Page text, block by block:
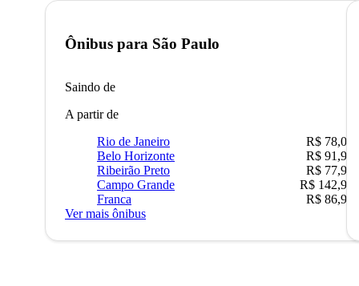
Ônibus para São Paulo
Saindo de
A partir de
Rio de Janeiro
R$ 78,02
Belo Horizonte
R$ 91,90
Ribeirão Preto
R$ 77,90
Campo Grande
R$ 142,90
Franca
R$ 86,90
Ver mais ônibus